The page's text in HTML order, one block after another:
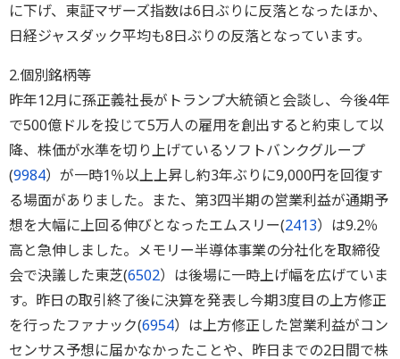
に下げ、東証マザーズ指数は6日ぶりに反落となったほか、
日経ジャスダック平均も8日ぶりの反落となっています。
2.個別銘柄等
昨年12月に孫正義社長がトランプ大統領と会談し、今後4年
で500億ドルを投じて5万人の雇用を創出すると約束して以
降、株価が水準を切り上げているソフトバンクグループ
(9984）が一時1％以上上昇し約3年ぶりに9,000円を回復す
る場面がありました。また、第3四半期の営業利益が通期予
想を大幅に上回る伸びとなったエムスリー(2413）は9.2％
高と急伸しました。メモリー半導体事業の分社化を取締役
会で決議した東芝(6502）は後場に一時上げ幅を広げていま
す。昨日の取引終了後に決算を発表し今期3度目の上方修正
を行ったファナック(6954）は上方修正した営業利益がコン
センサス予想に届かなかったことや、昨日までの2日間で株